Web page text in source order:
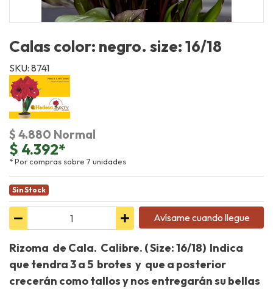
Calas color: negro. size: 16/18
SKU: 8741
$ 4.880 Normal
$ 4.392*
* Por compras sobre 7 unidades
Sin Stock
Avísame cuando llegue
Rizoma de Cala. Calibre. ( Size: 16/18) Indica
que tendra 3 a 5 brotes y que a posterior
crecerán como tallos y nos entregarán su bellas